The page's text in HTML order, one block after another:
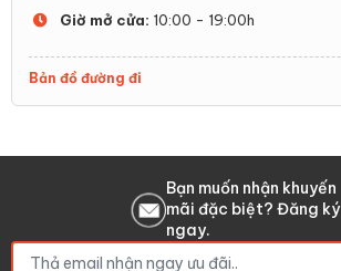
Giờ mở cửa: 10:00 - 19:00h
Bản đồ đường đi
Bạn muốn nhận khuyến
mãi đặc biệt? Đăng ký
ngay.